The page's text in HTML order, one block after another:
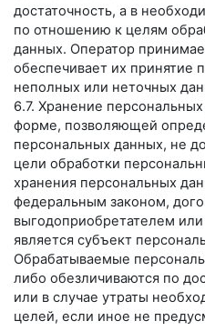
достаточность, а в
по отношению к целям
данных. Оператор
обеспечивает их принятие
неполных или неточных
6.7. Хранение
форме, позволяющей
персональных данных, не
цели обработки
хранения персональных
федеральным законом,
выгодоприобретателем
является субъект
Обрабатываемые
либо обезличиваются по
или в случае утраты
целей, если иное не